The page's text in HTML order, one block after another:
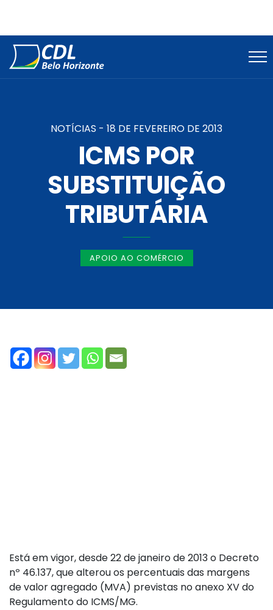
NOTÍCIAS - 18 DE FEVEREIRO DE 2013
ICMS POR
SUBSTITUIÇÃO
TRIBUTÁRIA
APOIO AO COMÉRCIO
Está em vigor, desde 22 de janeiro de 2013 o Decreto
nº 46.137, que alterou os percentuais das margens
de valor agregado (MVA) previstas no anexo XV do
Regulamento do ICMS/MG.